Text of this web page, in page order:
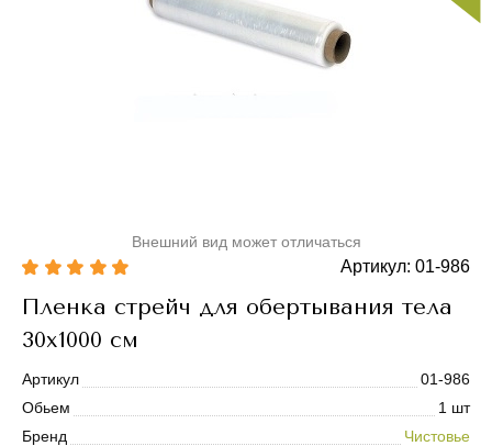
Внешний вид может отличаться
Артикул: 01-986
Пленка стрейч для обертывания тела
30х1000 см
Артикул
01-986
Обьем
1 шт
Бренд
Чистовье